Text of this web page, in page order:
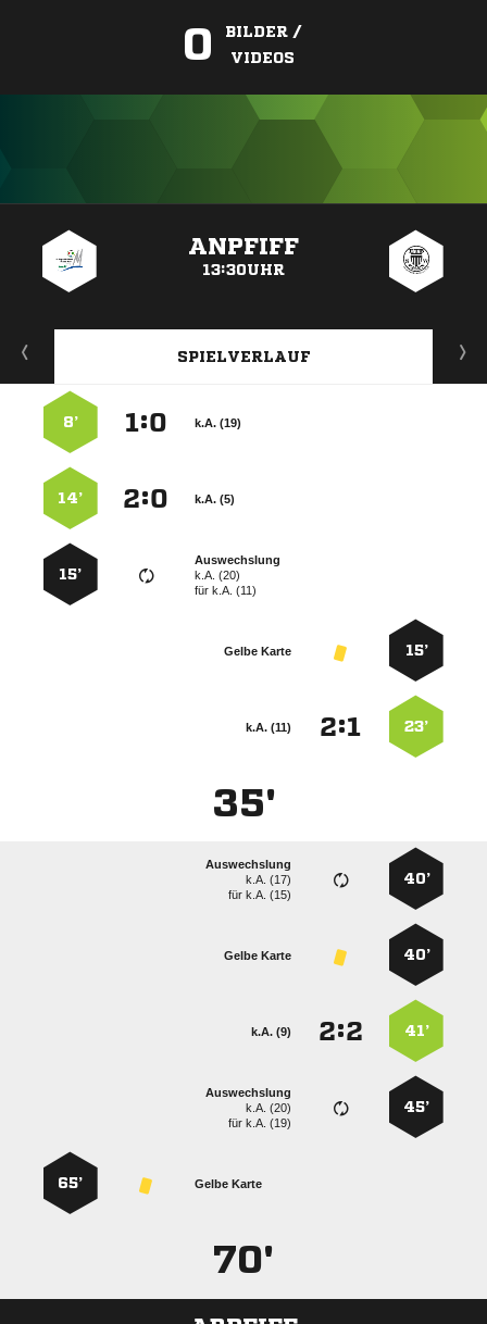
0
BILDER /
VIDEOS
ANPFIFF
13:30UHR
SPIELVERLAUF
k.A. (19)
:
8’
k.A. (5)
:
14’
Auswechslung
k.A. (20)
fürk.A. (11)
15’
15’
Gelbe Karte
23’
:
k.A. (11)
35'
40’
Auswechslung
k.A. (17)
fürk.A. (15)
40’
Gelbe Karte
41’
:
k.A. (9)
45’
Auswechslung
k.A. (20)
fürk.A. (19)
Gelbe Karte
65’
70'